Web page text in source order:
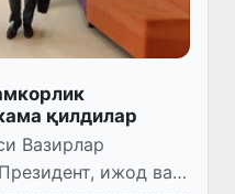
қилдилар
Вазирлар
ижод ва